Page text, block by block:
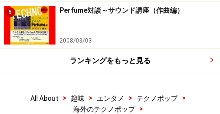
5 Perfume対談～サウンド講座（作曲編）
2008/03/03
ランキングをもっと見る
All About > 趣味 > エンタメ > テクノポップ
>
海外のテクノポップ
>